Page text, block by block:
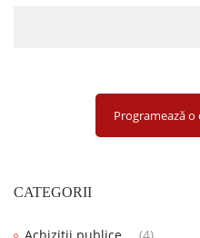
Programează
CATEGORII
Achizitii publice (4)